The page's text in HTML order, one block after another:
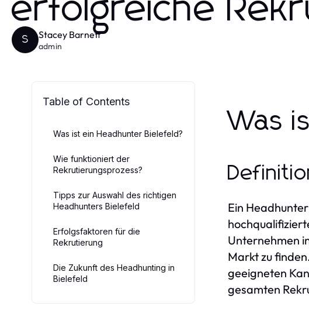
erfolgreiche
S Stacey Barnett
admin
Table of Contents
Was ist ein Headhunter Bielefeld?
Wie funktioniert der
Rekrutierungsprozess?
Tipps zur Auswahl des richtigen
Headhunters Bielefeld
Erfolgsfaktoren für die
Rekrutierung
Die Zukunft des Headhunting in
Bielefeld
Was
Ein
Unternehmen
Markt zu
geeigneten
gesamten